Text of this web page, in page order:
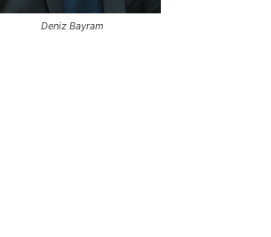
Deniz Bayram